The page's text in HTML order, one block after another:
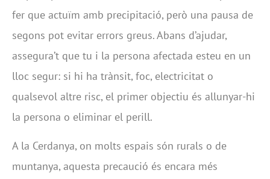
fer que actuïm amb precipitació, però una pausa de
segons pot evitar errors greus. Abans d’ajudar,
assegura’t que tu i la persona afectada esteu en un
lloc segur: si hi ha trànsit, foc, electricitat o
qualsevol altre risc, el primer objectiu és allunyar-hi
la persona o eliminar el perill.
A la Cerdanya, on molts espais són rurals o de
muntanya, aquesta precaució és encara més